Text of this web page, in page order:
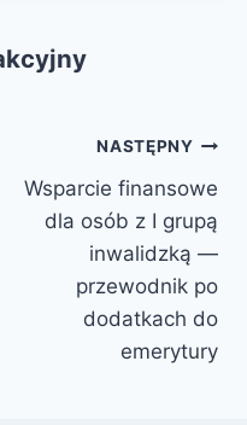
NASTĘPNY
Wsparcie finansowe
dla osób z I grupą
inwalidzką —
przewodnik po
dodatkach do
emerytury